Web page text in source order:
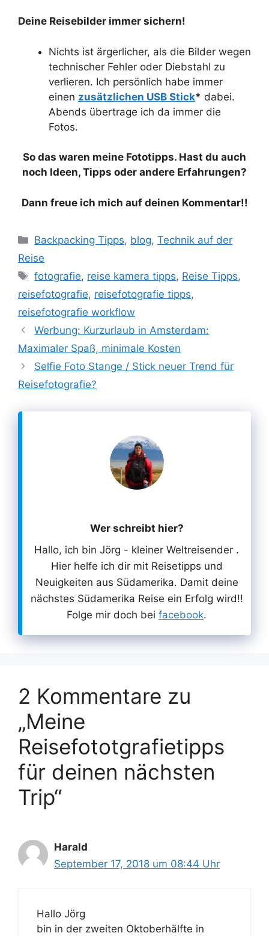
Deine Reisebilder immer sichern!
Nichts ist ärgerlicher, als die Bilder wegen
technischer Fehler oder Diebstahl zu
verlieren. Ich persönlich habe immer
einen zusätzlichen USB Stick* dabei.
Abends übertrage ich da immer die
Fotos.
So das waren meine Fototipps. Hast du auch
noch Ideen, Tipps oder andere Erfahrungen?
Dann freue ich mich auf deinen Kommentar!!
Kategorien
Backpacking Tipps, blog,Technik auf der
Reise
Schlagwörter
fotografie, reise kamera tipps, Reise Tipps,
reisefotografie, reisefotografie tipps,
reisefotografie workflow
Werbung: Kurzurlaub in Amsterdam:
Maximaler Spaß, minimale Kosten
Selfie Foto Stange / Stick neuer Trend für
Reisefotografie?
Wer schreibt hier?
Hallo, ich bin Jörg - kleiner Weltreisender .
Hier helfe ich dir mit Reisetipps und
Neuigkeiten aus Südamerika. Damit deine
nächstes Südamerika Reise ein Erfolg wird!!
Folge mir doch bei facebook.
2 Kommentare zu
„Meine
Reisefototgrafietipps
für deinen nächsten
Trip“
Harald
September 17, 2018 um 08:44 Uhr
Hallo Jörg
bin in der zweiten Oktoberhälfte in